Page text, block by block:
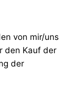
von mir/uns
den Kauf der
der